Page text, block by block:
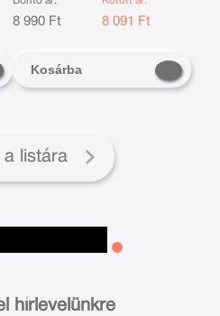
8 990 Ft 8 091 Ft
Kosárba
a listára
hírlevelünkre